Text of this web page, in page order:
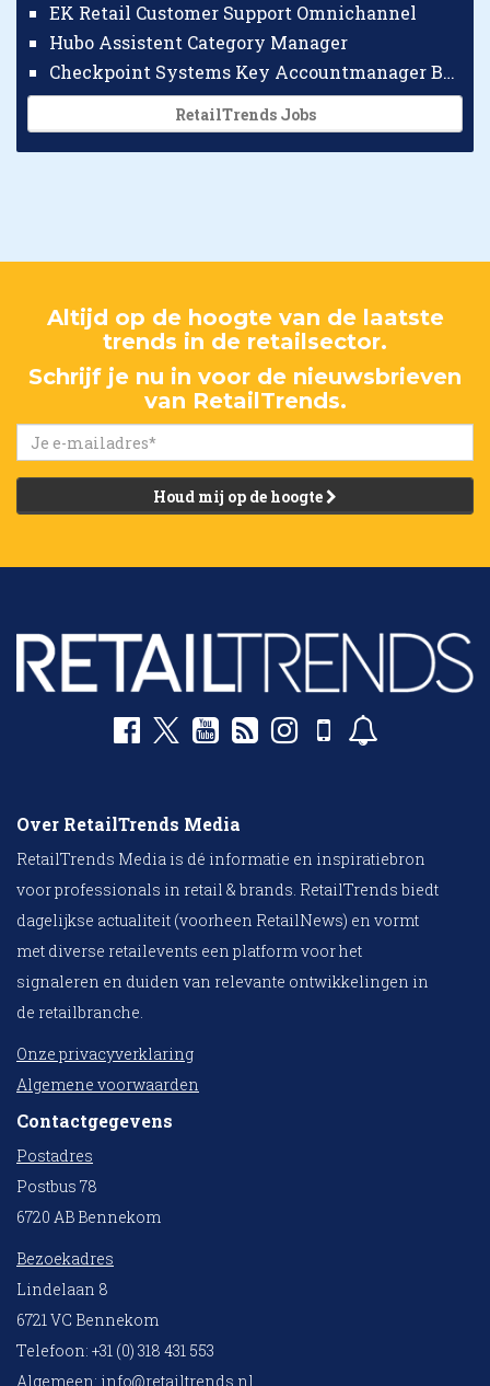
EK Retail Customer Support Omnichannel
Hubo Assistent Category Manager
Checkpoint Systems Key Accountmanager Benelux
RetailTrends Jobs
Altijd op de hoogte van de laatste
trends in de retailsector.
Schrijf je nu in voor de nieuwsbrieven
van RetailTrends.
Houd mij op de hoogte
Over RetailTrends Media
RetailTrends Media is dé informatie en inspiratiebron
voor professionals in retail & brands. RetailTrends biedt
dagelijkse actualiteit (voorheen RetailNews) en vormt
met diverse retailevents een platform voor het
signaleren en duiden van relevante ontwikkelingen in
de retailbranche.
Onze privacyverklaring
Algemene voorwaarden
Contactgegevens
Postadres
Postbus 78
6720 AB Bennekom
Bezoekadres
Lindelaan 8
6721 VC Bennekom
Telefoon: +31 (0) 318 431 553
Algemeen: info@retailtrends.nl